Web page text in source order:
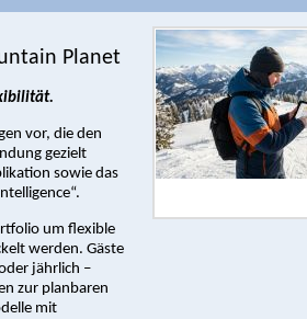
Planet
vor, die den
gezielt
sowie das
um flexible
werden. Gäste
jährlich –
zur planbaren
mit